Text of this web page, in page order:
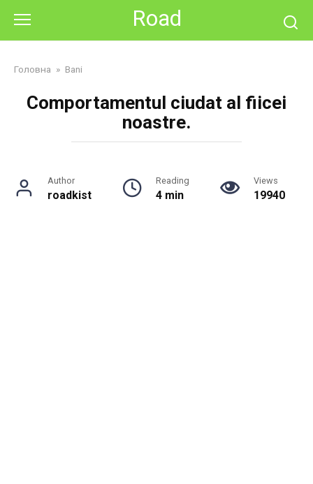
content
Road
Головна » Bani
Comportamentul ciudat al fiicei
noastre.
Author
roadkist
Reading
4 min
Views
19940